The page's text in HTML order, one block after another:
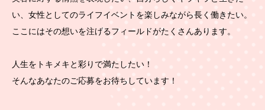
い、女性としてのライフイベントを楽しみながら長く働きたい。
ここにはその想いを注げるフィールドがたくさんあります。
人生をトキメキと彩りで満たしたい！
そんなあなたのご応募をお待ちしています！